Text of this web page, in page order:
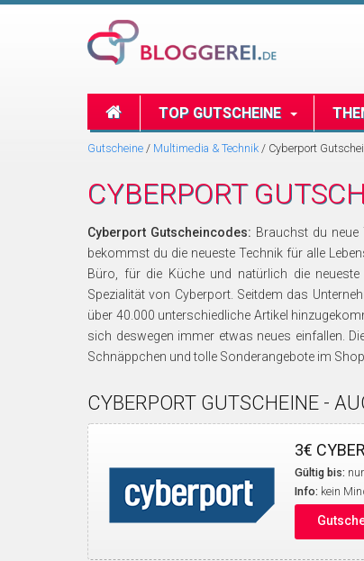
TOP GUTSCHEINE
Gutscheine / Multimedia & Technik / Cyberport
CYBERPORT
Cyberport Gutscheincodes: Brauchst du neue
bekommst du die neueste Technik für alle
Büro, für die Küche und natürlich die
Spezialität von Cyberport. Seitdem das
über 40.000 unterschiedliche Artikel
sich deswegen immer etwas neues einfallen.
Schnäppchen und tolle Sonderangebote im Shop
CYBERPORT GUTSCHEINE -
3€
Gültig bis:
Info: kein